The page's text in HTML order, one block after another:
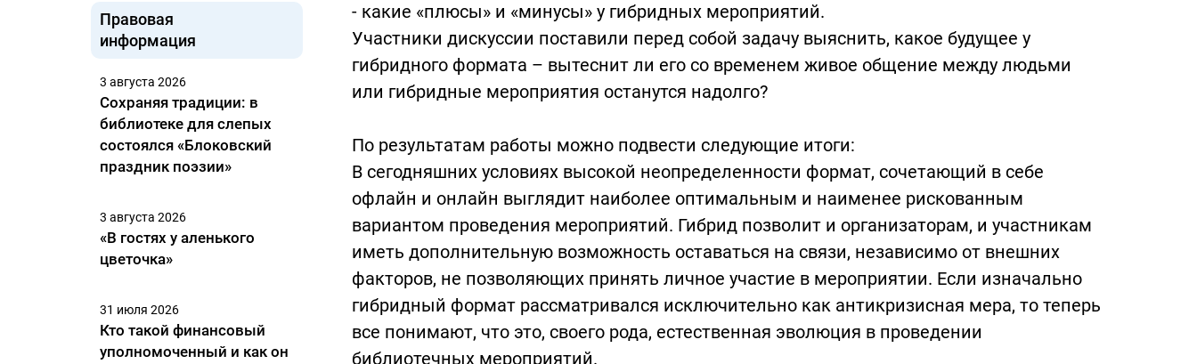
Правовая
информация
3 августа 2026
Сохраняя традиции: в
библиотеке для слепых
состоялся «Блоковский
праздник поэзии»
3 августа 2026
«В гостях у аленького
цветочка»
31 июля 2026
Кто такой финансовый
уполномоченный и как он
- какие «плюсы» и «минусы» у гибридных мероприятий.
Участники дискуссии поставили перед собой задачу выяснить, какое будущее у
гибридного формата – вытеснит ли его со временем живое общение между людьми
или гибридные мероприятия останутся надолго?
По результатам работы можно подвести следующие итоги:
В сегодняшних условиях высокой неопределенности формат, сочетающий в себе
офлайн и онлайн выглядит наиболее оптимальным и наименее рискованным
вариантом проведения мероприятий. Гибрид позволит и организаторам, и участникам
иметь дополнительную возможность оставаться на связи, независимо от внешних
факторов, не позволяющих принять личное участие в мероприятии. Если изначально
гибридный формат рассматривался исключительно как антикризисная мера, то теперь
все понимают, что это, своего рода, естественная эволюция в проведении
библиотечных мероприятий.